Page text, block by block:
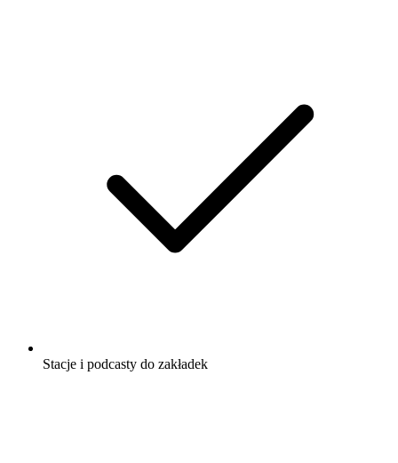
Stacje i podcasty do zakładek